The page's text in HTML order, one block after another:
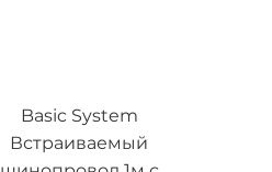
Basic System
Встраиваемый